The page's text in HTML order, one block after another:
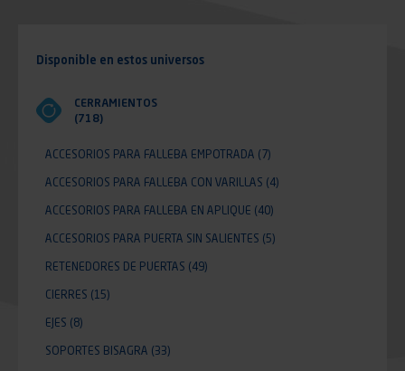
Disponible en estos universos
CERRAMIENTOS
(718)
ACCESORIOS PARA FALLEBA EMPOTRADA (7)
ACCESORIOS PARA FALLEBA CON VARILLAS (4)
ACCESORIOS PARA FALLEBA EN APLIQUE (40)
ACCESORIOS PARA PUERTA SIN SALIENTES (5)
RETENEDORES DE PUERTAS (49)
CIERRES (15)
EJES (8)
SOPORTES BISAGRA (33)